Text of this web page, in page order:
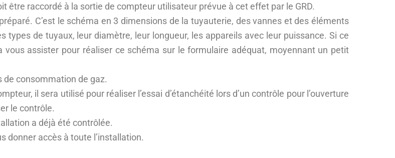
être raccordé à la sortie de compteur utilisateur prévue à cet effet par le GRD.
C’est le schéma en 3 dimensions de la tuyauterie, des vannes et des éléments
types de tuyaux, leur diamètre, leur longueur, les appareils avec leur puissance. Si ce
vous assister pour réaliser ce schéma sur le formulaire adéquat, moyennant un petit
de consommation de gaz.
il sera utilisé pour réaliser l’essai d’étanchéité lors d’un contrôle pour l’ouverture
le contrôle.
a déjà été contrôlée.
donner accès à toute l’installation.